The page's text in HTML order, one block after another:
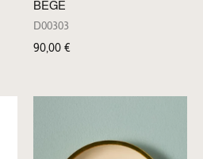
BEGE
D00303
90,00 €